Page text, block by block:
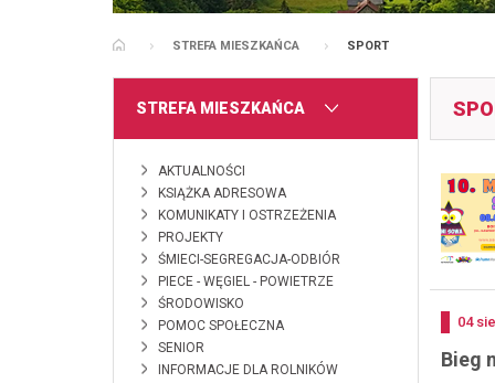
STRONA GŁÓWNA
STREFA MIESZKAŃCA SPORT
MENU
STREFA MIESZKAŃCA
AKTUALNOŚCI
KSIĄŻKA ADRESOWA
KOMUNIKATY I OSTRZEŻENIA
PROJEKTY
ŚMIECI-SEGREGACJA-ODBIÓR
PIECE - WĘGIEL - POWIETRZE
ŚRODOWISKO
POMOC SPOŁECZNA
SENIOR
INFORMACJE DLA ROLNIKÓW
04
Bieg